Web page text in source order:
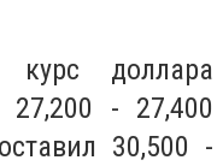
доллара
27,200 - 27,400
30,500 -